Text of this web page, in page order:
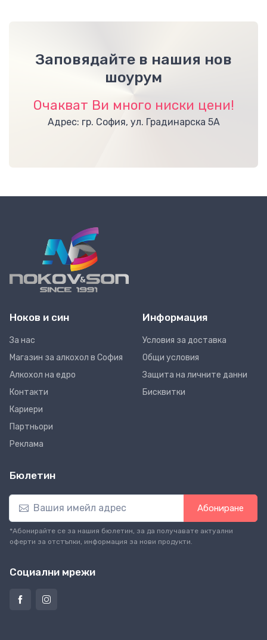
Заповядайте в нашия нов
шоурум
Очакват Ви много ниски цени!
Адрес: гр. София, ул. Градинарска 5А
Ноков и син
За нас
Магазин за алкохол в София
Алкохол на едро
Контакти
Кариери
Партньори
Реклама
Информация
Условия за доставка
Общи условия
Защита на личните данни
Бисквитки
Бюлетин
Абониране
*Абонирайте се за нашия бюлетин, за да получавате актуални
оферти за отстъпки, информация за нови продукти.
Социални мрежи